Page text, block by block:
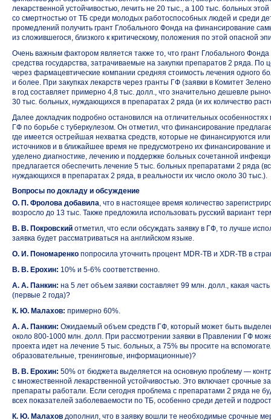
лекарственной устойчивостью, лечить не 20 тыс., а 100 тыс. больных
со смертностью от ТБ среди молодых работоспособных людей и среди
промедлений получить грант Глобального Фонда на финансирование
из сложившегося, близкого к критическому, положения по этой опасной
Очень важным фактором является также то, что грант Глобального
средства государства, затрачиваемые на закупки препаратов 2 ряда. По
через фармацевтические компании средняя стоимость лечения одного
и более. При закупках лекарств через гранты ГФ (заявки в Комитет
в год составляет примерно 4,8 тыс. долл., что значительно дешевле
30 тыс. больных, нуждающихся в препаратах 2 ряда (и их количество
Далее докладчик подробно остановился на отличительных
ГФ по борьбе с туберкулезом. Он отметил, что финансирование
где имеется острейшая нехватка средств, которые не финансируются
источников и в ближайшее время не предусмотрено их финансирование
уделено диагностике, лечению и поддержке больных сочетанной
предлагается обеспечить лечение 5 тыс. больных препаратами 2 ряда
нуждающихся в препаратах 2 ряда, в реальности их число около 30 тыс.).
Вопросы по докладу и обсуждение
О. П. Фролова добавила, что в настоящее время количество
возросло до 13 тыс. Также предложила использовать русский вариант
В. В. Покровский отметил, что если обсуждать заявку в ГФ, то лучше
заявка будет рассматриваться на английском языке.
О. И. Пономаренко попросила уточнить процент MDR-TB и XDR-TB в
В. В. Ерохин: 10% и 5-6% соответственно.
А. А. Панкин: на 5 лет объем заявки составляет 99 млн. долл., какая
(первые 2 года)?
К. Ю. Малахов: примерно 60%.
А. А. Панкин: Ожидаемый объем средств ГФ, который может быть
около 800-1000 млн. долл. При рассмотрении заявки в Правлении ГФ
проекта идет на лечение 5 тыс. больных, а 75% вы просите на
образовательные, тренинговые, информационные)?
В. В. Ерохин: 50% от бюджета выделяется на основную проблему —
с множественной лекарственной устойчивостью. Это включает срочные
препараты работали. Если сегодня проблема с препаратами 2 ряда не
всех показателей заболеваемости по ТБ, особенно среди детей и
К. Ю. Малахов дополнил, что в заявку вошли те необходимые срочные